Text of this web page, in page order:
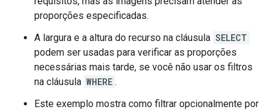
proporções especificadas.
A largura e a altura do recurso na cláusula SELECT
podem ser usadas para verificar as proporções
necessárias mais tarde, se você não usar os filtros
na cláusula WHERE .
Este exemplo mostra como filtrar opcionalmente por